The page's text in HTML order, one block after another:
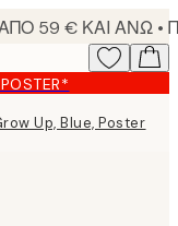
Up, Blue, Poster